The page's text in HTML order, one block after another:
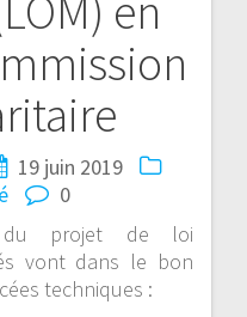
19 juin 2019
0
du projet de loi
vont dans le bon
techniques :